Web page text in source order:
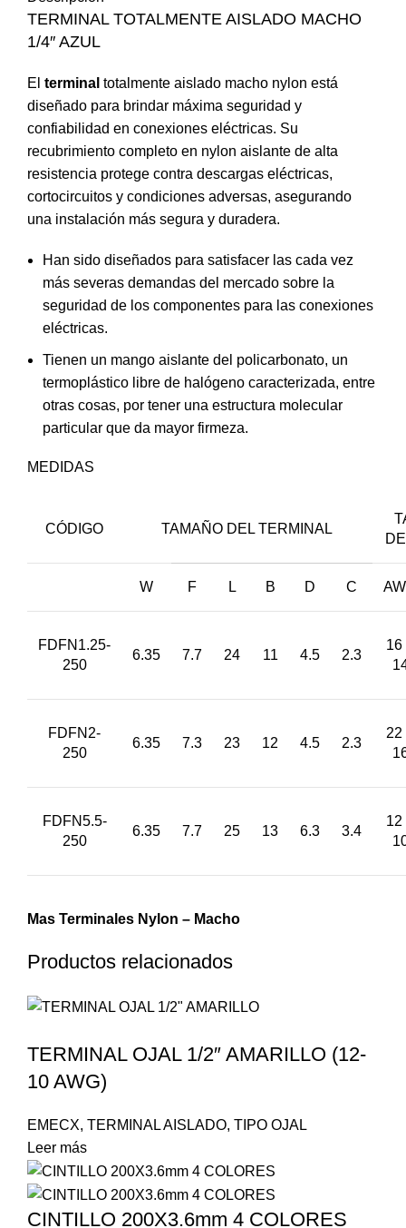
TERMINAL TOTALMENTE AISLADO MACHO
1/4″ AZUL
El terminal totalmente aislado macho nylon está
diseñado para brindar máxima seguridad y
confiabilidad en conexiones eléctricas. Su
recubrimiento completo en nylon aislante de alta
resistencia protege contra descargas eléctricas,
cortocircuitos y condiciones adversas, asegurando
una instalación más segura y duradera.
Han sido diseñados para satisfacer las cada vez
más severas demandas del mercado sobre la
seguridad de los componentes para las conexiones
eléctricas.
Tienen un mango aislante del policarbonato, un
termoplástico libre de halógeno caracterizada, entre
otras cosas, por tener una estructura molecular
particular que da mayor firmeza.
MEDIDAS
CÓDIGO TAMAÑO DEL TERMINAL
W F L B D C
FDFN1.25-
250
6.35 7.7 24 11 4.5 2.3
16
FDFN2-
250
6.35 7.3 23 12 4.5 2.3
22
FDFN5.5-
250
6.35 7.7 25 13 6.3 3.4
12
Mas Terminales Nylon – Macho
Productos relacionados
TERMINAL OJAL 1/2″ AMARILLO (12-
10 AWG)
EMECX, TERMINAL AISLADO, TIPO OJAL
Leer más
CINTILLO 200X3.6mm 4 COLORES